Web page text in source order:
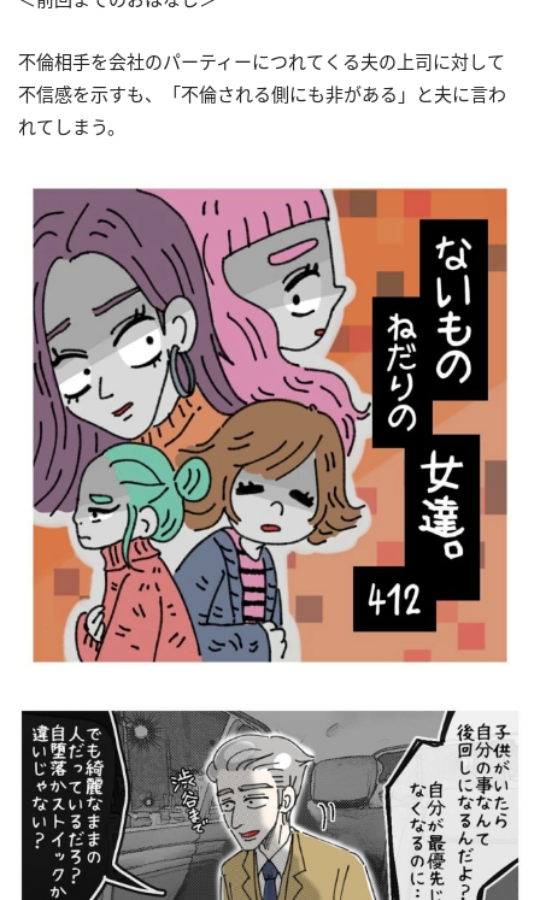
不倫相手を会社のパーティーにつれてくる夫の上司に対して
不信感を示すも、「不倫される側にも非がある」と夫に言わ
れてしまう。